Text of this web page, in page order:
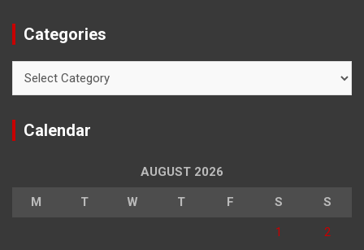
Categories
Calendar
AUGUST 2026
M T W T F S S
1 2